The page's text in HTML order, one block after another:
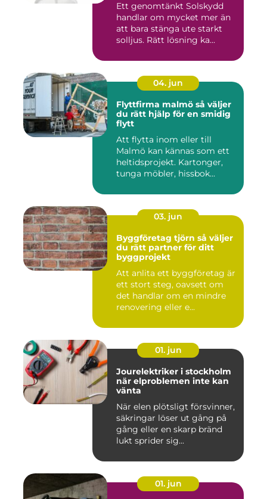
Ett genomtänkt Solskydd
handlar om mycket mer än
att bara stänga ute starkt
solljus. Rätt lösning ka...
04. jun
Flyttfirma malmö så väljer
du rätt hjälp för en smidig
flytt
Att flytta inom eller till
Malmö kan kännas som ett
heltidsprojekt. Kartonger,
tunga möbler, hissbok...
03. jun
Byggföretag tjörn så väljer
du rätt partner för ditt
byggprojekt
Att anlita ett byggföretag är
ett stort steg, oavsett om
det handlar om en mindre
renovering eller e...
01. jun
Jourelektriker i stockholm
när elproblemen inte kan
vänta
När elen plötsligt försvinner,
säkringar löser ut gång på
gång eller en skarp bränd
lukt sprider sig...
01. jun